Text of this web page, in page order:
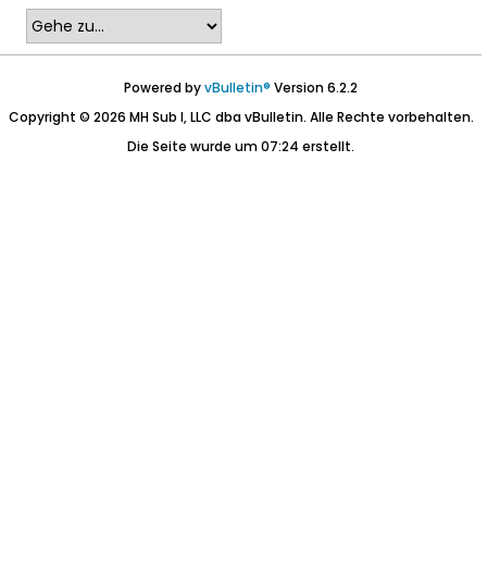
Powered byvBulletin® Version 6.2.2
Copyright © 2026 MH Sub I, LLC dba vBulletin. Alle Rechte vorbehalten.
Die Seite wurde um 07:24 erstellt.